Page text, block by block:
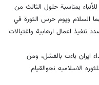
بمناسبة حلول الثالث من
السلام ويوم حرس الثورة في
تنفيذ اعمال ارهابية واغتيالات
ايران باءت بالفشل، ومن
الاسلاميه نحوالقيام